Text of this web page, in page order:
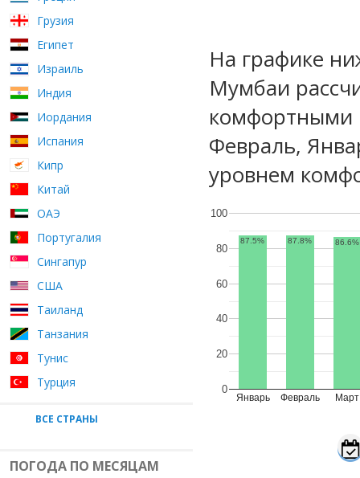
Грузия
Египет
Израиль
Индия
Иордания
Испания
Кипр
Китай
ОАЭ
Португалия
Сингапур
США
Таиланд
Танзания
Тунис
Турция
ВСЕ СТРАНЫ
ПОГОДА ПО МЕСЯЦАМ
На графике
Мумбаи
комфортными
Февраль,
уровнем
Январь Февраль Март
0
20
40
60
80
100
87.5% 87.8% 86.6%